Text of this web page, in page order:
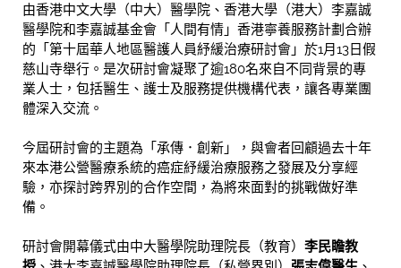
由香港中文大學（中大）醫學院、香港大學（港大）李嘉誠
醫學院和李嘉誠基金會「人間有情」香港寧養服務計劃合辦
的「第十屆華人地區醫護人員紓緩治療研討會」於1月13日假
慈山寺舉行。是次研討會凝聚了逾180名來自不同背景的專
業人士，包括醫生、護士及服務提供機構代表，讓各專業團
體深入交流。
今屆研討會的主題為「承傳．創新」，與會者回顧過去十年
來本港公營醫療系統的癌症紓緩治療服務之發展及分享經
驗，亦探討跨界別的合作空間，為將來面對的挑戰做好準
備。
研討會開幕儀式由中大醫學院助理院長（教育） 李民瞻教